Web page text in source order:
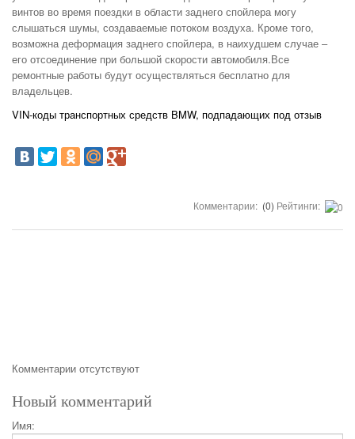
винтов во время поездки в области заднего спойлера могу
слышаться шумы, создаваемые потоком воздуха. Кроме того,
возможна деформация заднего спойлера, в наихудшем случае –
его отсоединение при большой скорости автомобиля.Все
ремонтные работы будут осуществляться бесплатно для
владельцев.
VIN-коды транспортных средств BMW, подпадающих под отзыв
Комментарии: (0) Рейтинги:
Комментарии отсутствуют
Новый комментарий
Имя: